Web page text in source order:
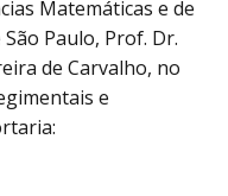
Matemáticas e de
Paulo, Prof. Dr.
de Carvalho, no
e